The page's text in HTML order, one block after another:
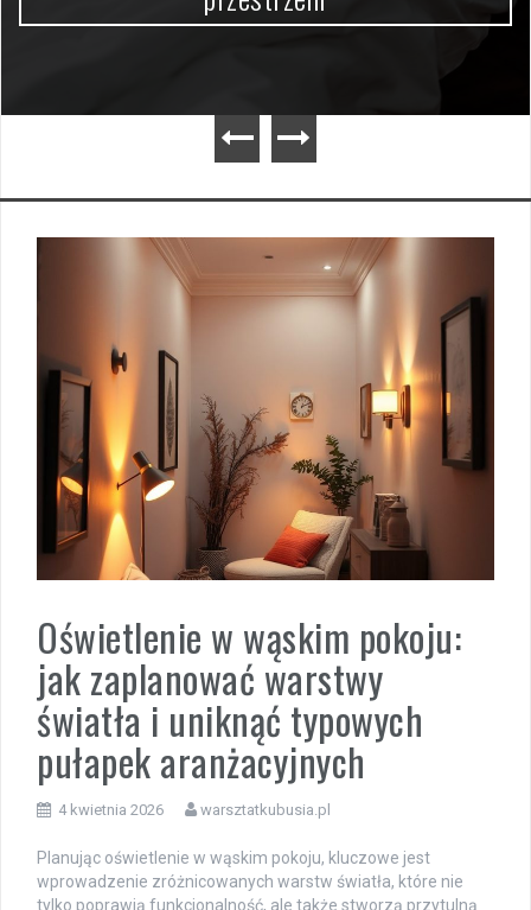
Oświetlenie w wąskim pokoju:
jak zaplanować warstwy
światła i uniknąć typowych
pułapek aranżacyjnych
4 kwietnia 2026 warsztatkubusia.pl
Planując oświetlenie w wąskim pokoju, kluczowe jest
wprowadzenie zróżnicowanych warstw światła, które nie
tylko poprawią funkcjonalność, ale także stworzą przytulną